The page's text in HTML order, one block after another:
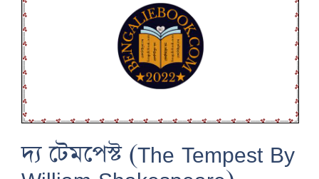
দ্য টেমপেস্ট (The Tempest By